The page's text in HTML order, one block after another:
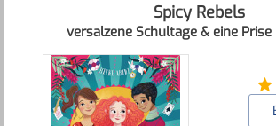
Spicy Rebels
versalzene Schultage & eine Prise